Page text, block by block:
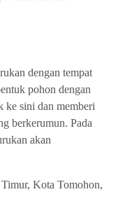
dengan tempat
pohon dengan
ke sini dan memberi
berkerumun. Pada
akan
Kota Tomohon,